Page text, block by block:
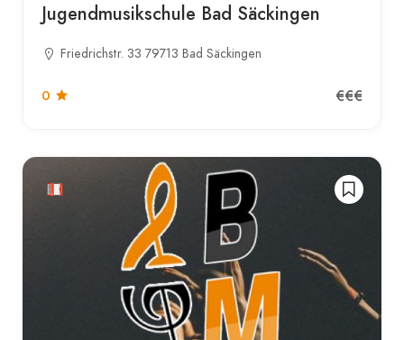
Jugendmusikschule Bad Säckingen
Friedrichstr. 33 79713 Bad Säckingen
0 €€€